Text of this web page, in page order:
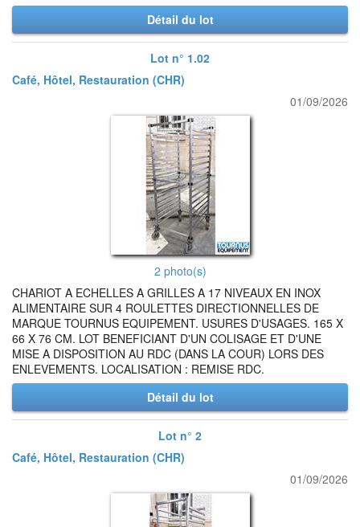
Détail du lot
Lot n° 1.02
Café, Hôtel, Restauration (CHR)
01/09/2026
2 photo(s)
CHARIOT A ECHELLES A GRILLES A 17 NIVEAUX EN INOX
ALIMENTAIRE SUR 4 ROULETTES DIRECTIONNELLES DE
MARQUE TOURNUS EQUIPEMENT. USURES D'USAGES. 165 X
66 X 76 CM. LOT BENEFICIANT D'UN COLISAGE ET D'UNE
MISE A DISPOSITION AU RDC (DANS LA COUR) LORS DES
ENLEVEMENTS. LOCALISATION : REMISE RDC.
Détail du lot
Lot n° 2
Café, Hôtel, Restauration (CHR)
01/09/2026